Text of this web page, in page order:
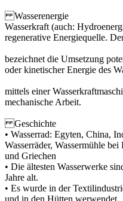
Wasserenergie
Wasserkraft (auch:
regenerative Energiequelle.
bezeichnet die Umsetzung
oder kinetischer Energie des
mittels einer
mechanische Arbeit.
Geschichte
• Wasserrad: Egyten, China,
Wasserräder, Wassermühle bei
und Griechen
• Die ältesten Wasserwerke
Jahre alt.
• Es wurde in der
und in den Hütten werwendet.